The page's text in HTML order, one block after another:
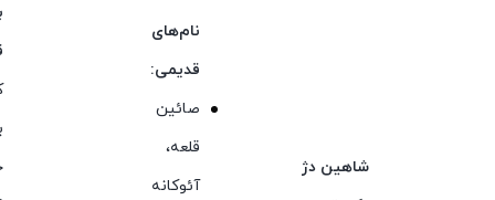
شاهین دژ
نام‌های
قدیمی:
صائین
قلعه،
آئوکانه